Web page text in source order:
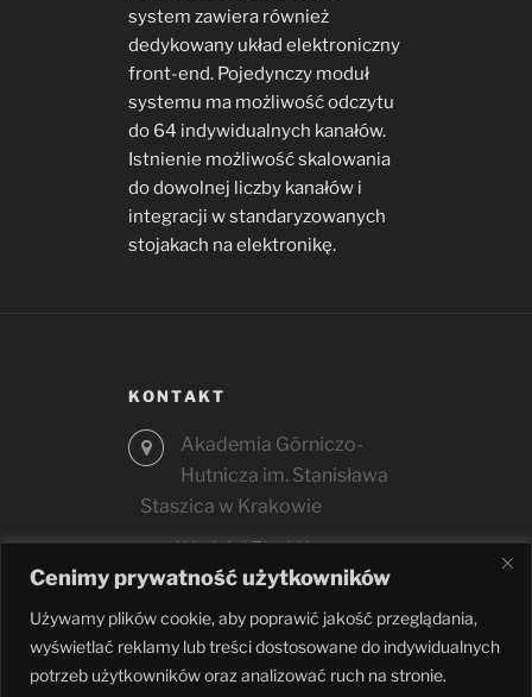
Cenimy prywatność użytkowników
Używamy plików cookie, aby poprawić jakość przeglądania,
wyświetlać reklamy lub treści dostosowane do indywidualnych
potrzeb użytkowników oraz analizować ruch na stronie.
system zawiera również
dedykowany układ elektroniczny
front-end. Pojedynczy moduł
systemu ma możliwość odczytu
do 64 indywidualnych kanałów.
Istnienie możliwość skalowania
do dowolnej liczby kanałów i
integracji w standaryzowanych
stojakach na elektronikę.
KONTAKT
Akademia Górniczo-
Hutnicza im. Stanisława
Staszica w Krakowie
Wydział Fizyki i
Informatyki Stosowanej
al. Mickiewicza 30
30-059 Kraków